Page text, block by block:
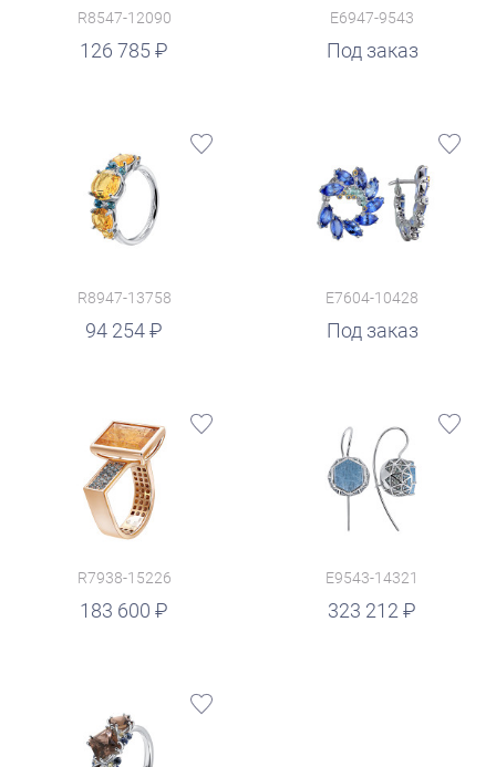
R8547-12090
126 785
E6947-9543
Под заказ
R8947-13758
94 254
E7604-10428
Под заказ
R7938-15226
183 600
E9543-14321
323 212
руб.